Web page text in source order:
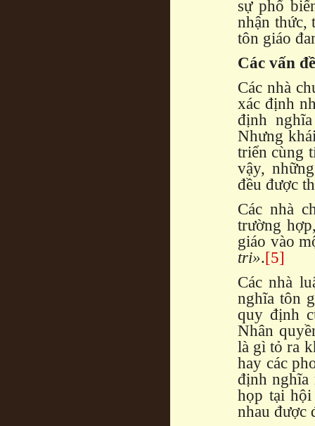
sự phổ
nhận thức,
tôn giáo
Các vấn
Các nhà
xác định
định
Nhưng
triển cùng
vậy,
đều được
Các nhà
trường
giáo vào
tri».[5]
Các nhà
nghĩa tôn
quy định
Nhân
là gì tỏ ra
hay các
định nghĩa
họp tại
nhau được